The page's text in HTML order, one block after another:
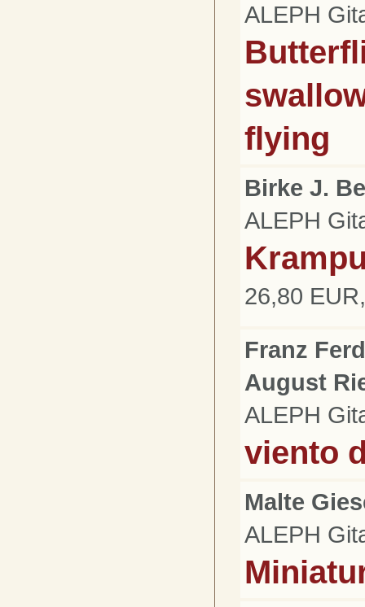
ALEPH
flying
Birke J.
ALEPH
26,80
Franz
August
ALEPH
viento
Malte
ALEPH